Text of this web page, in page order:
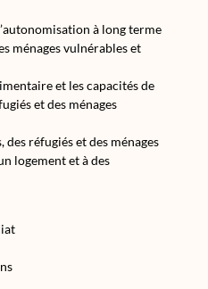
à long terme
ménages vulnérables et
et les capacités de
et des ménages
des réfugiés et des ménages
logement et à des